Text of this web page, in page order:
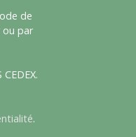
de
ou par
.